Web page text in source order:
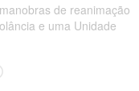
de reanimação
e uma Unidade